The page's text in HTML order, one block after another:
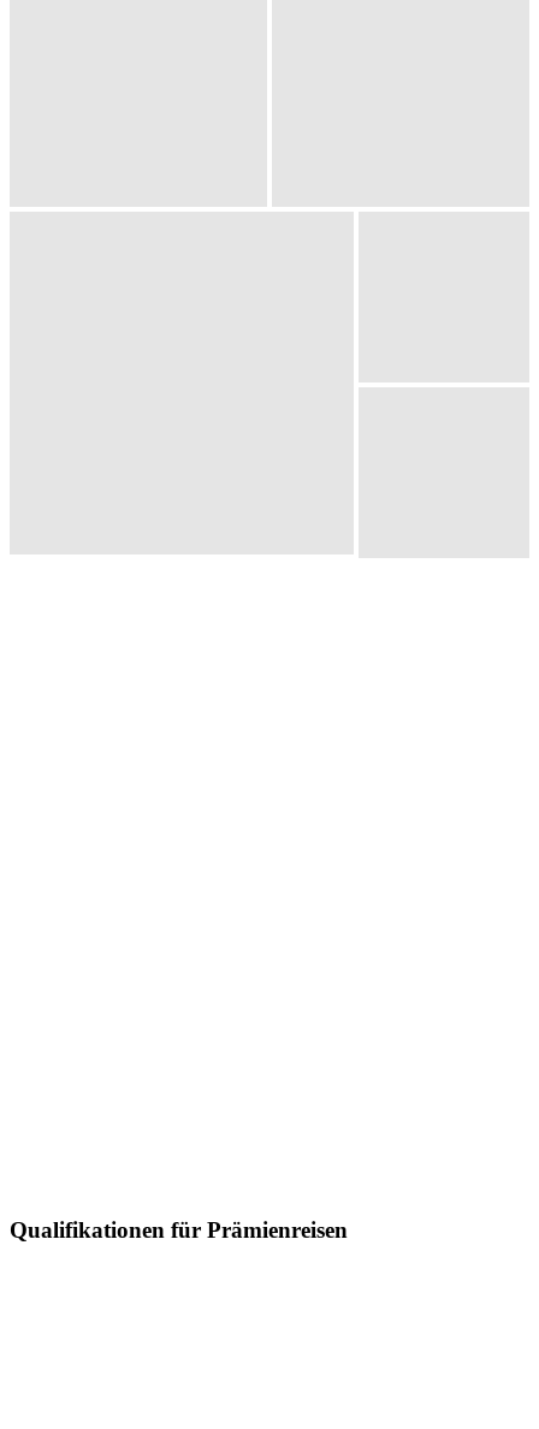
Qualifikationen für Prämienreisen